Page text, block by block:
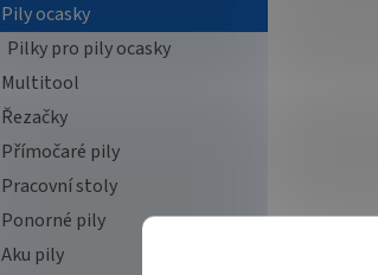
Pily ocasky
Pilky pro pily ocasky
Multitool
Řezačky
Přímočaré pily
Pracovní stoly
Ponorné pily
Aku pily